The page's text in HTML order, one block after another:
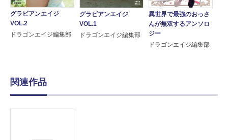
グラビアンエイジ
VOL.2
ドラゴンエイジ編集部
グラビアンエイジ
VOL.1
ドラゴンエイジ編集部
異世界で最強のおっさ
んが無双するアンソロ
ジー
ドラゴンエイジ編集部
関連作品